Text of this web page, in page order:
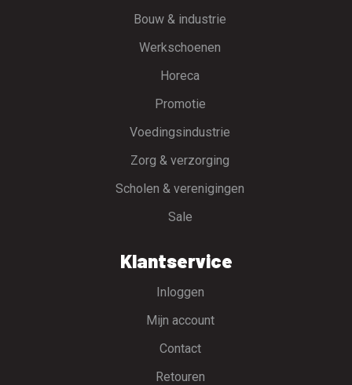
Bouw & industrie
Werkschoenen
Horeca
Promotie
Voedingsindustrie
Zorg & verzorging
Scholen & verenigingen
Sale
Klantservice
Inloggen
Mijn account
Contact
Retouren